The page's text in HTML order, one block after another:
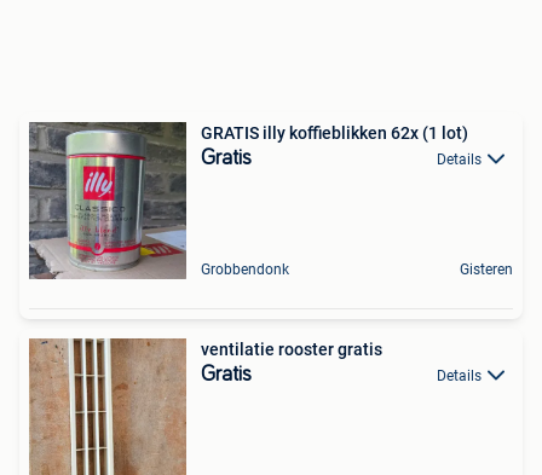
GRATIS illy koffieblikken 62x (1 lot)
Gratis Details
Grobbendonk Gisteren
ventilatie rooster gratis
Gratis Details